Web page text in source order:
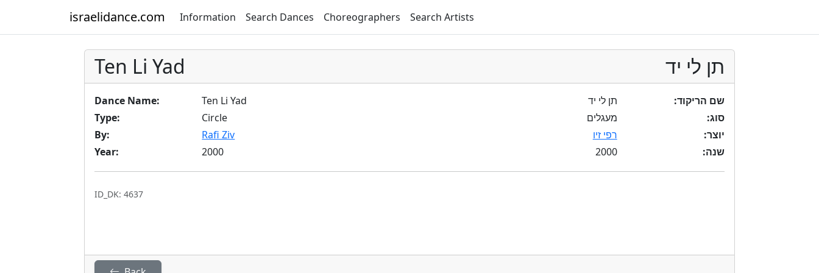
israelidance.com Information Search Dances Choreographers Search Artists
Ten Li Yad תן לי יד
Dance Name:
Ten Li Yad
Type:
Circle
By:
Rafi Ziv
Year:
2000
שם הריקוד:
תן לי יד
סוג:
מעגלים
יוצר:
רפי זיו
שנה:
2000
ID_DK: 4637